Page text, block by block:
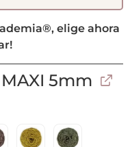
elige ahora
5mm